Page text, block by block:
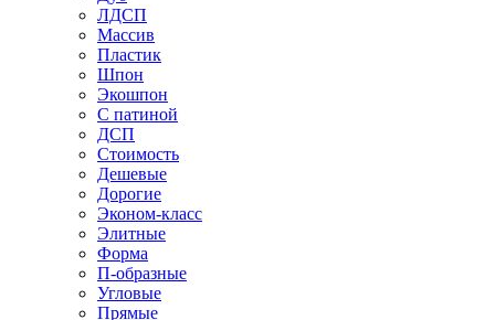
ЛДСП
Массив
Пластик
Шпон
Экошпон
С патиной
ДСП
Стоимость
Дешевые
Дорогие
Эконом-класс
Элитные
Форма
П-образные
Угловые
Прямые